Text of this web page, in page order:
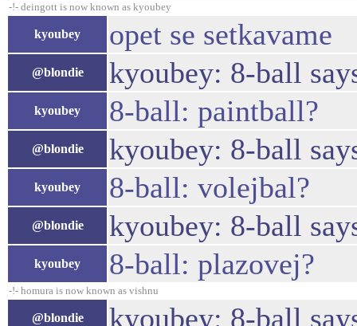
-!- deingott is now known as kyoubey
kyoubey opet se setkavame
@blondie kyoubey: 8-ball
kyoubey 8-ball: paintball?
@blondie kyoubey: 8-ball
kyoubey 8-ball: volejbal?
@blondie kyoubey: 8-ball
kyoubey 8-ball: plazovej?
-!- homura is now known as vishnu
@blondie kyoubey: 8-ball